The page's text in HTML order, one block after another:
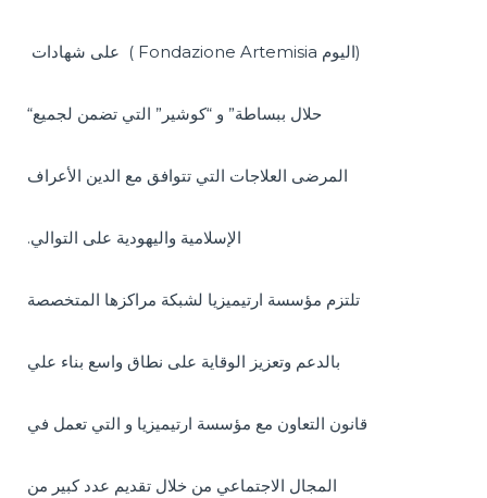
على شهادات ( Fondazione Artemisia اليوم)
“حلال ببساطة” و “كوشير” التي تضمن لجميع
المرضى العلاجات التي تتوافق مع الدين الأعراف
.الإسلامية واليهودية على التوالي
تلتزم مؤسسة ارتيميزيا لشبكة مراكزها المتخصصة
بالدعم وتعزيز الوقاية على نطاق واسع بناء علي
قانون التعاون مع مؤسسة ارتيميزيا و التي تعمل في
المجال الاجتماعي من خلال تقديم عدد كبير من